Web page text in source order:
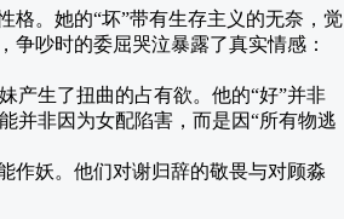
格。她的“坏”带有生存主义的无奈，觉
吵时的委屈哭泣暴露了真实情感：
产生了扭曲的占有欲。他的“好”并非
并非因为女配陷害，而是因“所有物逃
作妖。他们对谢归辞的敬畏与对顾淼